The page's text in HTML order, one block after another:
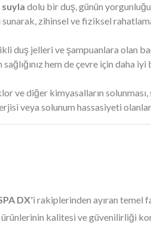
dolu bir duş, günün
zihinsel ve fiziksel
duş jelleri ve şampuanlara olan
hem de çevre için
ve diğer kimyasalların
veya solunum hassasiyeti
DX'i rakiplerinden ayıran temel
ürünlerinin kalitesi ve güvenilirliği